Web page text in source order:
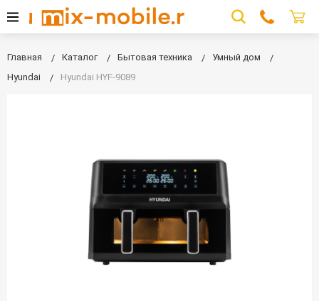
Главная Каталог Бытовая техника
Умный дом
Hyundai
Hyundai HYF-9089